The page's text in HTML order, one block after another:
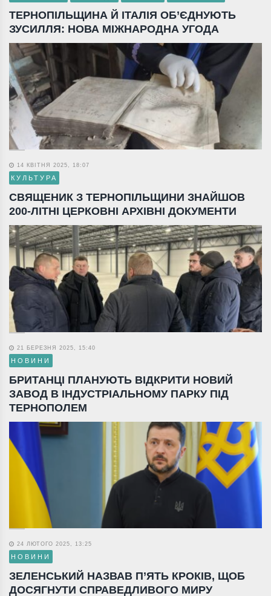
ТЕРНОПІЛЬЩИНА Й ІТАЛІЯ ОБ’ЄДНУЮТЬ
ЗУСИЛЛЯ: НОВА МІЖНАРОДНА УГОДА
14 КВІТНЯ 2025, 18:07
КУЛЬТУРА
СВЯЩЕНИК З ТЕРНОПІЛЬЩИНИ ЗНАЙШОВ
200-ЛІТНІ ЦЕРКОВНІ АРХІВНІ ДОКУМЕНТИ
21 БЕРЕЗНЯ 2025, 15:40
НОВИНИ
БРИТАНЦІ ПЛАНУЮТЬ ВІДКРИТИ НОВИЙ
ЗАВОД В ІНДУСТРІАЛЬНОМУ ПАРКУ ПІД
ТЕРНОПОЛЕМ
24 ЛЮТОГО 2025, 13:25
НОВИНИ
ЗЕЛЕНСЬКИЙ НАЗВАВ П’ЯТЬ КРОКІВ, ЩОБ
ДОСЯГНУТИ СПРАВЕДЛИВОГО МИРУ